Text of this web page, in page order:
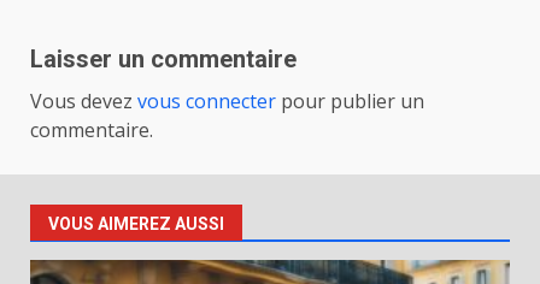
Laisser un commentaire
Vous devez vous connecter pour publier un
commentaire.
VOUS AIMEREZ AUSSI